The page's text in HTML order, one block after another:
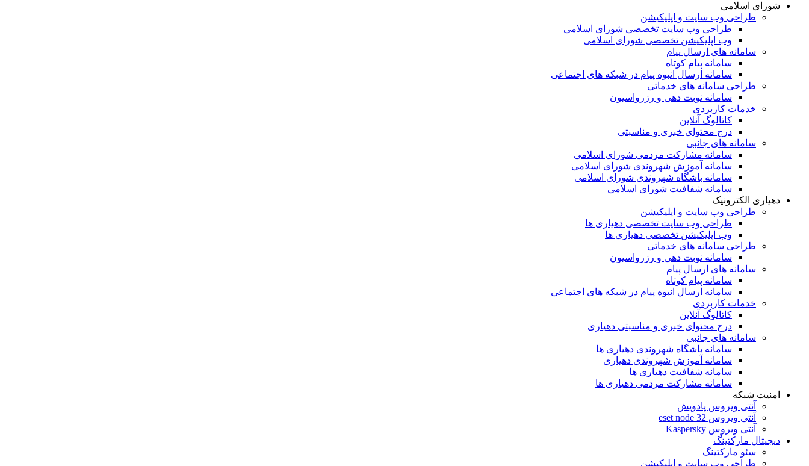
شورای اسلامی
طراحی وب سایت و اپلیکیشن
طراحی وب سایت تخصصی شورای اسلامی
وب اپلیکیشن تخصصی شورای اسلامی
سامانه های ارسال پیام
سامانه پیام کوتاه
سامانه ارسال انبوه پیام در شبکه های اجتماعی
طراحی سامانه های خدماتی
سامانه نوبت دهی و رزرواسیون
خدمات کاربردی
کاتالوگ آنلاین
درج محتوای خبری و مناسبتی
سامانه های جانبی
سامانه مشارکت مردمی شورای اسلامی
سامانه آموزش شهروندی شورای اسلامی
سامانه باشگاه شهروندی شورای اسلامی
سامانه شفافیت شورای اسلامی
دهیاری الکترونیک
طراحی وب سایت و اپلیکیشن
طراحی وب سایت تخصصی دهیاری ها
وب اپلیکیشن تخصصی دهیاری ها
طراحی سامانه های خدماتی
سامانه نوبت دهی و رزرواسیون
سامانه های ارسال پیام
سامانه پیام کوتاه
سامانه ارسال انبوه پیام در شبکه های اجتماعی
خدمات کاربردی
کاتالوگ آنلاین
درج محتوای خبری و مناسبتی دهیاری
سامانه های جانبی
سامانه باشگاه شهروندی دهیاری ها
سامانه آموزش شهروندی دهیاری
سامانه شفافیت دهیاری ها
سامانه مشارکت مردمی دهیاری ها
امنیت شبکه
آنتی ویروس پادویش
آنتی ویروس 32 eset node
آنتی ویروس Kaspersky
دیجیتال مارکتینگ
سئو مارکتینگ
طراحی وب سایت و اپلیکیشن